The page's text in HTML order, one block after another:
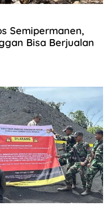
Semipermanen,
Bisa Berjualan